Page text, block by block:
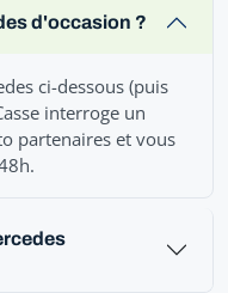
d'occasion ?
ci-dessous (puis
interroge un
partenaires et vous